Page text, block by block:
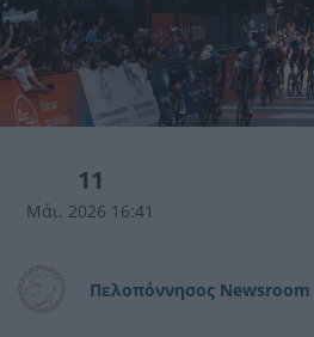
11
Μάι. 2026 16:41
Πελοπόννησος Newsroom